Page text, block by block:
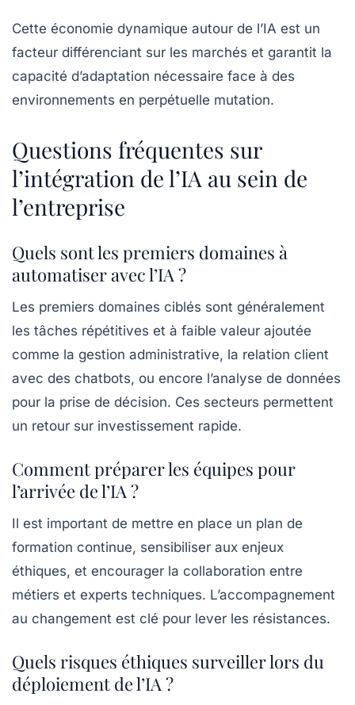
Cette économie dynamique autour de l’IA est un
facteur différenciant sur les marchés et garantit la
capacité d’adaptation nécessaire face à des
environnements en perpétuelle mutation.
Questions fréquentes sur
l’intégration de l’IA au sein de
l’entreprise
Quels sont les premiers domaines à
automatiser avec l’IA ?
Les premiers domaines ciblés sont généralement
les tâches répétitives et à faible valeur ajoutée
comme la gestion administrative, la relation client
avec des chatbots, ou encore l’analyse de données
pour la prise de décision. Ces secteurs permettent
un retour sur investissement rapide.
Comment préparer les équipes pour
l’arrivée de l’IA ?
Il est important de mettre en place un plan de
formation continue, sensibiliser aux enjeux
éthiques, et encourager la collaboration entre
métiers et experts techniques. L’accompagnement
au changement est clé pour lever les résistances.
Quels risques éthiques surveiller lors du
déploiement de l’IA ?